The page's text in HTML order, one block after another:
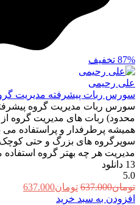
87% تخفیف
علی رحیمی
سورس ربات پیشرفته مدیریت
سورس ربات مدیریت گروه
محدود) ربات های مدیریت گروه
همیشه پرطرفدار و پراستفاده می
سوپرگروه های بزرگ و حتی کوچک
مدیریت هر چه بهتر گروه استفاده
13 دانلود
5.0
تومان637.000 قیمت
اصلی:
تومان637.000قیمت
افزودن به سبد خرید